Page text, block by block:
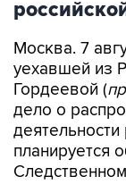
Москва. 7
Гордеевой (
дело о
планируется
"По данным